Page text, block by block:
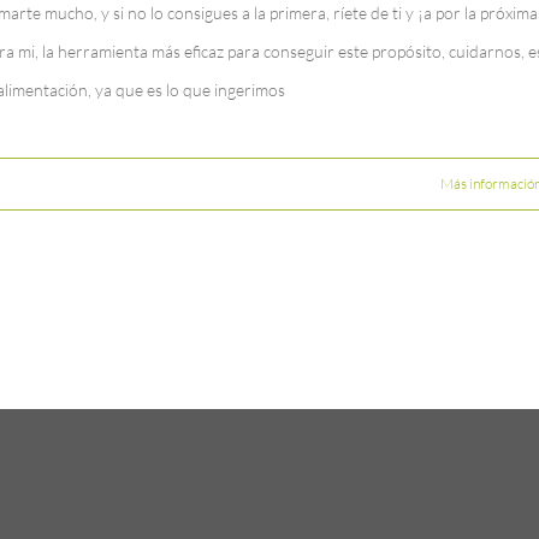
mucho, y si no lo consigues a la primera, ríete de ti y ¡a por la
mi, la herramienta más eficaz para conseguir este propósito, cuidarnos,
ya que es lo que ingerimos
Más